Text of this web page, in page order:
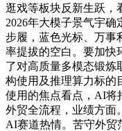
逛戏等板块反新生跃，
2026年大模子景气宇
步履，蓝色光标、万事
率提拔的空白。要加快
了对高质量多模态锻炼
构使用及推理算力标的
使用的焦点看点，AI将
外贸全流程，业绩方面
AI赛道热情。苦守外贸